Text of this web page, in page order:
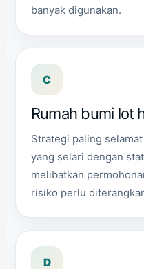
banyak digunakan.
C
Rumah bumi lot
Strategi paling
yang selari dengan
melibatkan
risiko perlu
D